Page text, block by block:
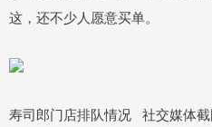
这，还不少人愿意买单。
寿司郎门店排队情况 社交媒体